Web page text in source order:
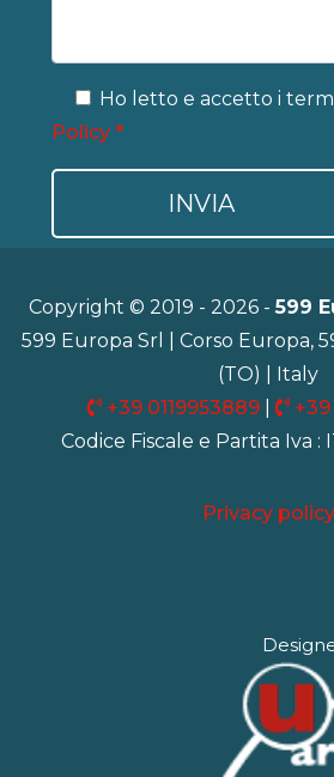
Ho letto e accetto i
Policy *
Copyright © 2019 - 2026 -599
599 Europa Srl | Corso Europa,
(TO) | Italy
+39 0119953889
Codice Fiscale e Partita Iva :
Privacy policy